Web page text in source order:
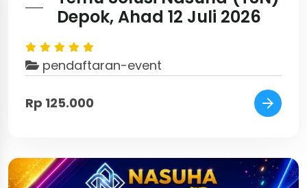
Depok, Ahad 12 Juli 2026
pendaftaran-event
Rp 125.000